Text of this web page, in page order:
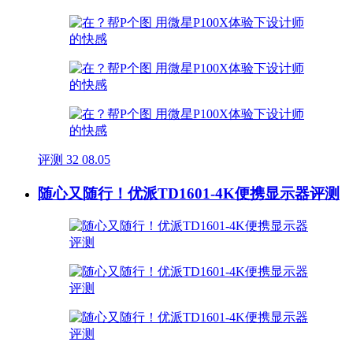
评测 32 08.05
随心又随行！优派TD1601-4K便携显示器评测